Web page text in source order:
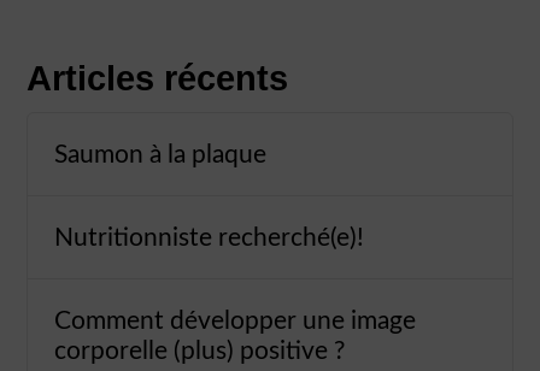
Articles récents
Saumon à la plaque
Nutritionniste recherché(e)!
Comment développer une image
corporelle (plus) positive ?